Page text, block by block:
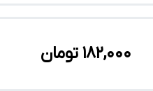
182,000 تومان